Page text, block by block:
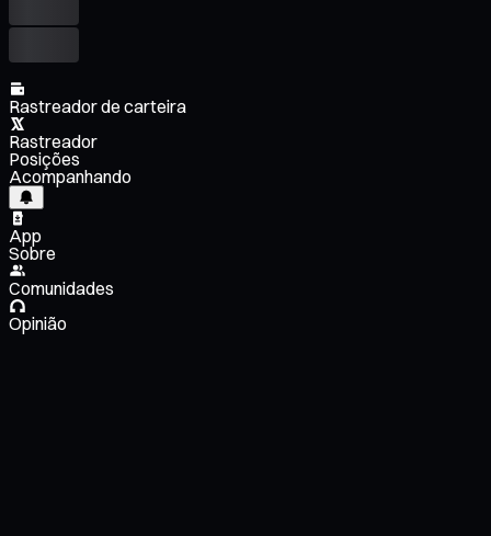
Rastreador de carteira
Rastreador
Posições
Acompanhando
App
Sobre
Comunidades
Opinião